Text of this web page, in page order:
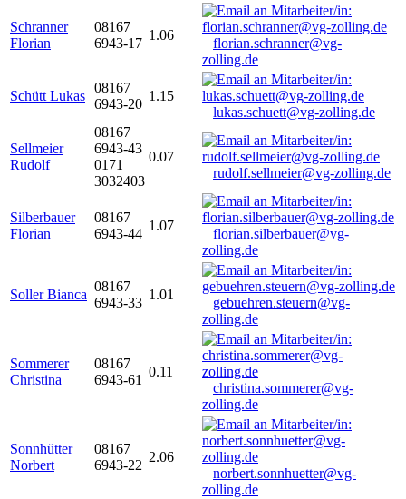
Schranner
Florian
08167
6943-17
1.06
florian.schranner@vg-
zolling.de
Schütt Lukas
08167
6943-20
1.15
lukas.schuett@vg-zolling.de
Sellmeier
Rudolf
08167
6943-43
0171
3032403
0.07
rudolf.sellmeier@vg-zolling.de
Silberbauer
Florian
08167
6943-44
1.07
florian.silberbauer@vg-
zolling.de
Soller Bianca
08167
6943-33
1.01
gebuehren.steuern@vg-
zolling.de
Sommerer
Christina
08167
6943-61
0.11
christina.sommerer@vg-
zolling.de
Sonnhütter
Norbert
08167
6943-22
2.06
norbert.sonnhuetter@vg-
zolling.de